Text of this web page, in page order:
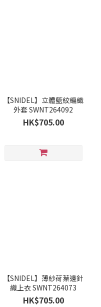
【SNIDEL】立體籃紋編織
外套 SWNT264092
HK$705.00
【SNIDEL】薄紗荷葉邊針
織上衣 SWNT264073
HK$705.00